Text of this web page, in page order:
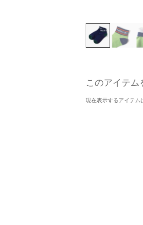
このアイテ
現在表示するアイテム